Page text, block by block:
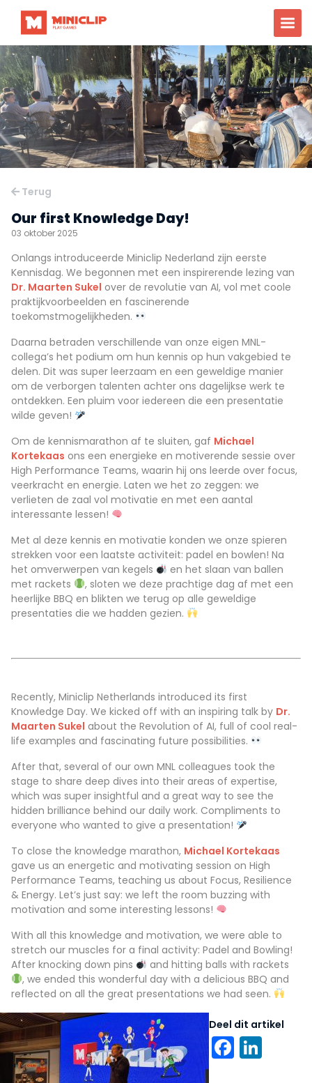
Terug
Our first Knowledge Day!
03 oktober 2025
Onlangs introduceerde Miniclip Nederland zijn eerste
Kennisdag. We begonnen met een inspirerende lezing van
Dr. Maarten Sukel over de revolutie van AI, vol met coole
praktijkvoorbeelden en fascinerende
toekomstmogelijkheden.
Daarna betraden verschillende van onze eigen MNL-
collega’s het podium om hun kennis op hun vakgebied te
delen. Dit was super leerzaam en een geweldige manier
om de verborgen talenten achter ons dagelijkse werk te
ontdekken. Een pluim voor iedereen die een presentatie
wilde geven!
Om de kennismarathon af te sluiten, gaf Michael
Kortekaas ons een energieke en motiverende sessie over
High Performance Teams, waarin hij ons leerde over focus,
veerkracht en energie. Laten we het zo zeggen: we
verlieten de zaal vol motivatie en met een aantal
interessante lessen!
Met al deze kennis en motivatie konden we onze spieren
strekken voor een laatste activiteit: padel en bowlen! Na
het omverwerpen van kegels
en het slaan van ballen
met rackets
, sloten we deze prachtige dag af met een
heerlijke BBQ en blikten we terug op alle geweldige
presentaties die we hadden gezien.
Recently, Miniclip Netherlands introduced its first
Knowledge Day. We kicked off with an inspiring talk by Dr.
Maarten Sukel about the Revolution of AI, full of cool real-
life examples and fascinating future possibilities.
After that, several of our own MNL colleagues took the
stage to share deep dives into their areas of expertise,
which was super insightful and a great way to see the
hidden brilliance behind our daily work. Compliments to
everyone who wanted to give a presentation!
To close the knowledge marathon, Michael Kortekaas
gave us an energetic and motivating session on High
Performance Teams, teaching us about Focus, Resilience
& Energy. Let’s just say: we left the room buzzing with
motivation and some interesting lessons!
With all this knowledge and motivation, we were able to
stretch our muscles for a final activity: Padel and Bowling!
After knocking down pins
and hitting balls with rackets
, we ended this wonderful day with a delicious BBQ and
reflected on all the great presentations we had seen.
Deel dit artikel